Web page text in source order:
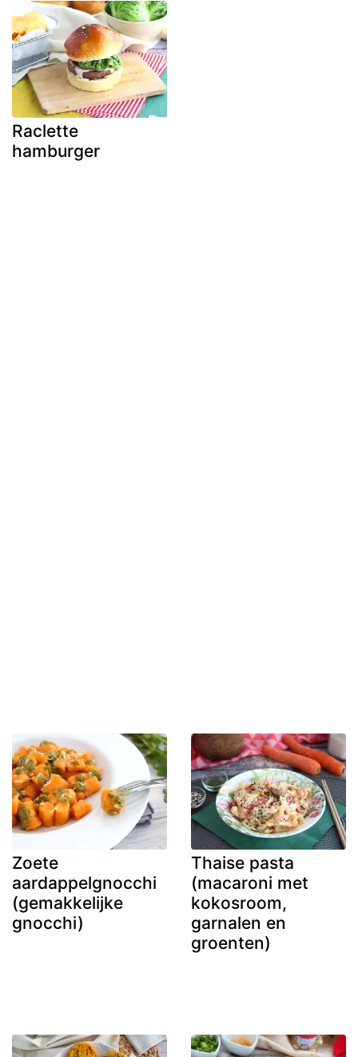
Raclette
hamburger
Zoete
aardappelgnocchi
(gemakkelijke
gnocchi)
Thaise pasta
(macaroni met
kokosroom,
garnalen en
groenten)